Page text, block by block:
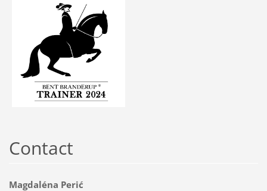
Contact
Magdaléna Perić